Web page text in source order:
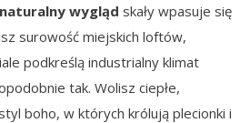
naturalny wygląd skały wpasuje się
surowość miejskich loftów,
podkreślą industrialny klimat
tak. Wolisz ciepłe,
boho, w których królują plecionki i